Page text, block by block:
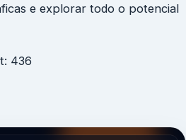
e explorar todo o potencial
436